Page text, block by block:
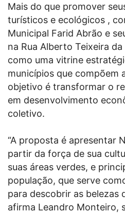
Mais do que promover
turísticos e ecológicos ,
Municipal Farid Abrão e
na Rua Alberto Teixeira
como uma vitrine
municípios que compõem
objetivo é transformar o
em desenvolvimento
coletivo.
“A proposta é apresentar
partir da força de sua
suas áreas verdes, e
população, que serve
para descobrir as belezas
afirma Leandro Monteiro,